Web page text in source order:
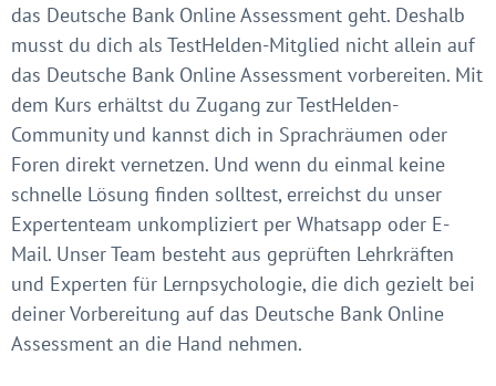
das Deutsche Bank Online Assessment geht. Deshalb
musst du dich als TestHelden-Mitglied nicht allein auf
das Deutsche Bank Online Assessment vorbereiten. Mit
dem Kurs erhältst du Zugang zur TestHelden-
Community und kannst dich in Sprachräumen oder
Foren direkt vernetzen. Und wenn du einmal keine
schnelle Lösung finden solltest, erreichst du unser
Expertenteam unkompliziert per Whatsapp oder E-
Mail. Unser Team besteht aus geprüften Lehrkräften
und Experten für Lernpsychologie, die dich gezielt bei
deiner Vorbereitung auf das Deutsche Bank Online
Assessment an die Hand nehmen.